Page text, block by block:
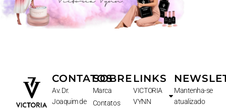
CONTATOS
Av. Dr.
Joaquim de
SOBRE
Marca
Contatos
LINKS
VICTORIA
VYNN
Mantenha-se
atualizado